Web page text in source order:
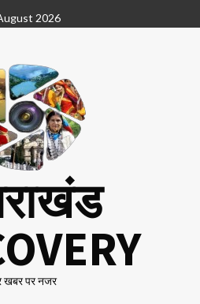
2026
खबर पर नजर